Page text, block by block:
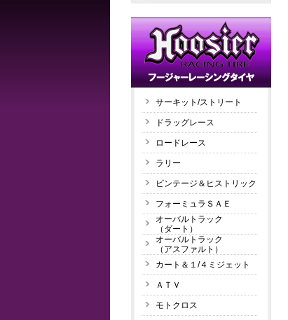
サーキット/ストリート
ドラッグレース
ロードレース
ラリー
ビンテージ＆ヒストリック
フォーミュラＳＡＥ
オーバルトラック
（ダート）
オーバルトラック
（アスファルト）
カート＆１/４ミジェット
ＡＴＶ
モトクロス